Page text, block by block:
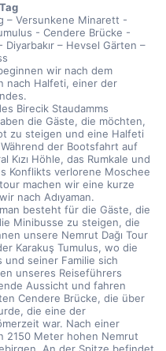
– Versunkene Minarett -
- Cendere Brücke -
Diyarbakır – Hevsel Gärten –
wir nach dem
nach Halfeti, einer der
Birecik Staudamms
die Gäste, die möchten,
zu steigen und eine Halfeti
der Bootsfahrt auf
Kızı Höhle, das Rumkale und
Konflikts verlorene Moschee
machen wir eine kurze
nach Adıyaman.
besteht für die Gäste, die
Minibusse zu steigen, die
unsere Nemrut Dağı Tour
Karakuş Tumulus, wo die
und seiner Familie sich
unseres Reiseführers
Aussicht und fahren
Cendere Brücke, die über
die eine der
war. Nach einer
2150 Meter hohen Nemrut